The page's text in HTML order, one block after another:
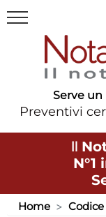
Serve
Preventivi
Il
N°1
Home